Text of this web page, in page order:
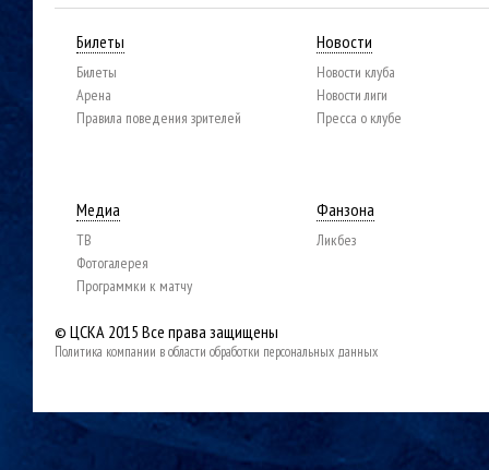
Билеты
Билеты
Арена
Правила поведения зрителей
Новости
Новости клуба
Новости лиги
Пресса о клубе
Медиа
ТВ
Фотогалерея
Программки к матчу
Фанзона
Ликбез
© ЦСКА 2015 Все права защищены
Политика компании в области обработки персональных данных